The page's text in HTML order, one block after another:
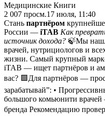
Медицинские Книги
2 007 просм.17 июля, 11:40
Стань партнёром
России — iTAB Как
источник дохода? 🍃Мы
врачей, нутрициологов и
жизни. Самый крупный
iTAB — ищет партнёров и
вас? 🟩Для партнёров —
зарабатывай”: •
большого комьюнити
бренда Рекомендацию